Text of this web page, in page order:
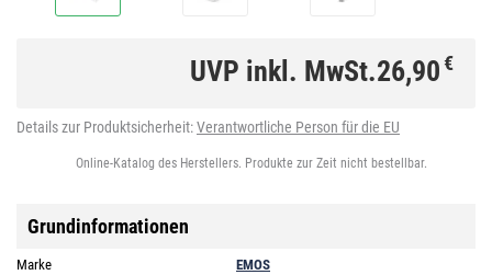
UVP inkl. MwSt.26,90€
Details zur Produktsicherheit:Verantwortliche Person für die EU
Online-Katalog des Herstellers. Produkte zur Zeit nicht bestellbar.
Grundinformationen
Marke
EMOS